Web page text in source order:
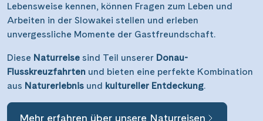
Lebensweise kennen, können Fragen zum Leben und
Arbeiten in der Slowakei stellen und erleben
unvergessliche Momente der Gastfreundschaft.
Diese Naturreise sind Teil unserer Donau-
Flusskreuzfahrten und bieten eine perfekte Kombination
aus Naturerlebnis und kultureller Entdeckung.
Mehr erfahren über unsere Naturreisen